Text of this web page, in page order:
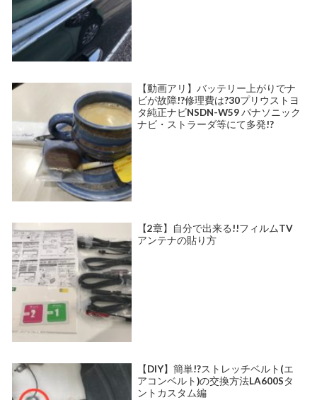
【動画アリ】バッテリー上がりでナ
ビが故障!?修理費は?30プリウストヨ
タ純正ナビNSDN-W59 パナソニック
ナビ・ストラーダ等にて多発!?
【2章】自分で出来る!!フィルムTV
アンテナの貼り方
【DIY】簡単!?ストレッチベルト(エ
アコンベルト)の交換方法LA600Sタ
ントカスタム編